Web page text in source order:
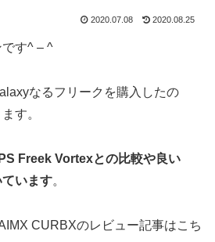
2020.07.08 2020.08.25
す^ – ^
なるフリークを購入したの
す。
Freek Vortexとの比較や良い
います。
CURBXのレビュー記事はこち